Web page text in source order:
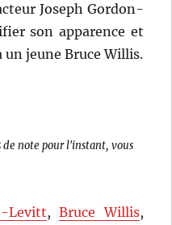
Joseph Gordon-
son apparence et
un jeune Bruce Willis.
de note pour l'instant, vous
Levitt,Bruce Willis,